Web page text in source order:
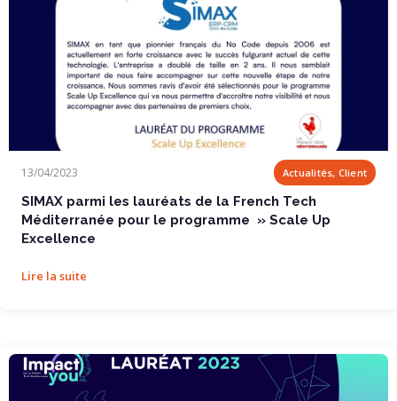
13/04/2023 Actualités, Client
SIMAX parmi les lauréats de la French Tech
Méditerranée pour le programme » Scale Up
Excellence
Lire la suite